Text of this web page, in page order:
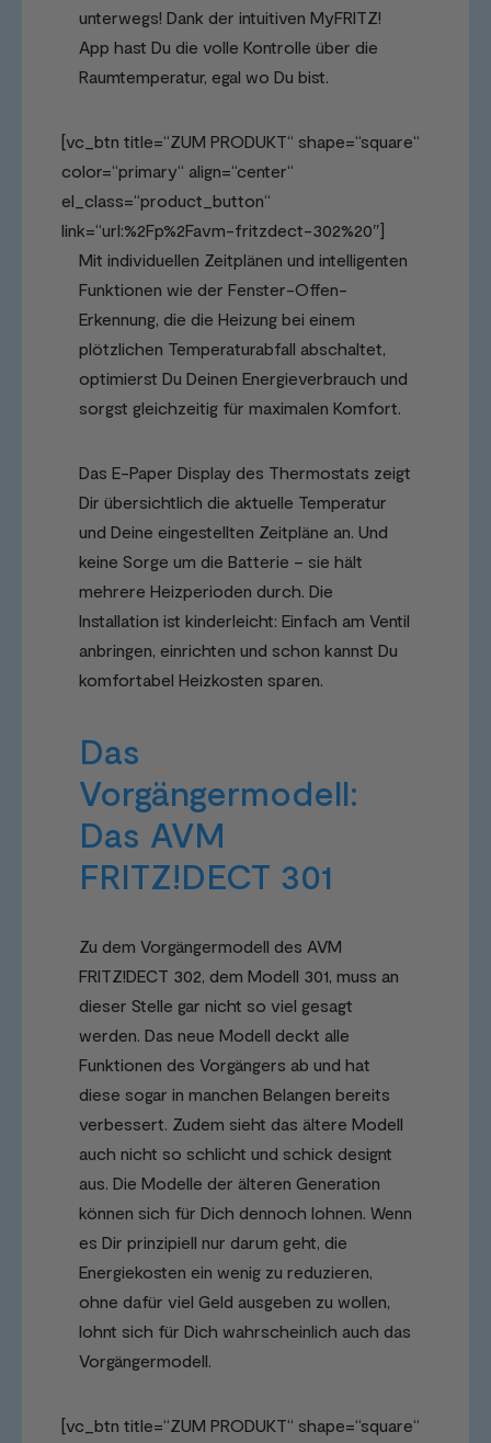
unterwegs! Dank der intuitiven MyFRITZ!
App hast Du die volle Kontrolle über die
Raumtemperatur, egal wo Du bist.
[vc_btn title=“ZUM PRODUKT“ shape=“square“
color=“primary“ align=“center“
el_class=“product_button“
link=“url:%2Fp%2Favm-fritzdect-302%20″]
Mit individuellen Zeitplänen und intelligenten
Funktionen wie der Fenster-Offen-
Erkennung, die die Heizung bei einem
plötzlichen Temperaturabfall abschaltet,
optimierst Du Deinen Energieverbrauch und
sorgst gleichzeitig für maximalen Komfort.
Das E-Paper Display des Thermostats zeigt
Dir übersichtlich die aktuelle Temperatur
und Deine eingestellten Zeitpläne an. Und
keine Sorge um die Batterie – sie hält
mehrere Heizperioden durch. Die
Installation ist kinderleicht: Einfach am Ventil
anbringen, einrichten und schon kannst Du
komfortabel Heizkosten sparen.
Das
Vorgängermodell:
Das AVM
FRITZ!DECT 301
Zu dem Vorgängermodell des AVM
FRITZ!DECT 302, dem Modell 301, muss an
dieser Stelle gar nicht so viel gesagt
werden. Das neue Modell deckt alle
Funktionen des Vorgängers ab und hat
diese sogar in manchen Belangen bereits
verbessert. Zudem sieht das ältere Modell
auch nicht so schlicht und schick designt
aus. Die Modelle der älteren Generation
können sich für Dich dennoch lohnen. Wenn
es Dir prinzipiell nur darum geht, die
Energiekosten ein wenig zu reduzieren,
ohne dafür viel Geld ausgeben zu wollen,
lohnt sich für Dich wahrscheinlich auch das
Vorgängermodell.
[vc_btn title=“ZUM PRODUKT“ shape=“square“